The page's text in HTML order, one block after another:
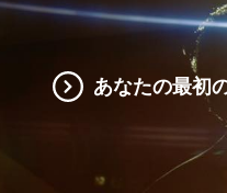
あなたの最初